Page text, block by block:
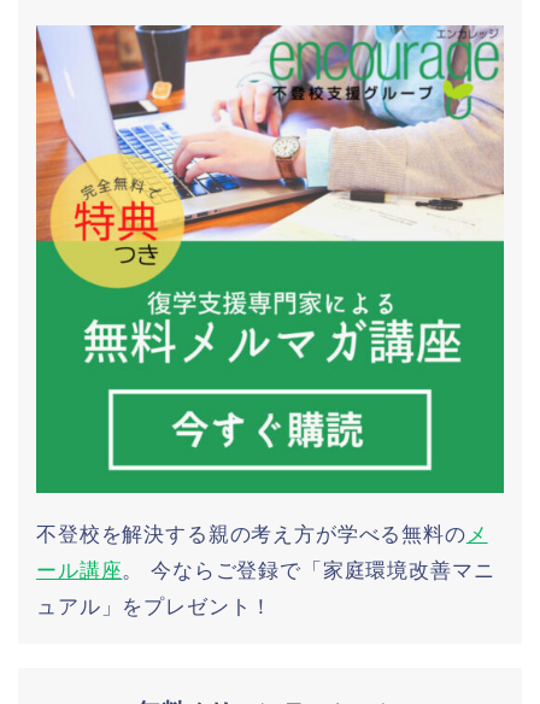
不登校を解決する親の考え方が学べる無料の メ
ール講座。 今ならご登録で「家庭環境改善マニ
ュアル」をプレゼント！